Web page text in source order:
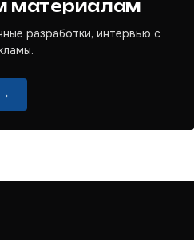
материалам
разработки, интервью с